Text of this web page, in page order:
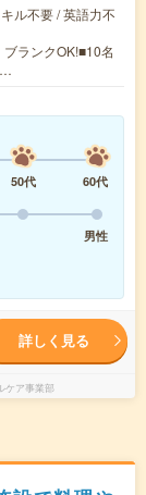
ル不要 / 英語力不
ランクOK!■10名
…
50代
60代
男性
詳しく見る
ケア事業部